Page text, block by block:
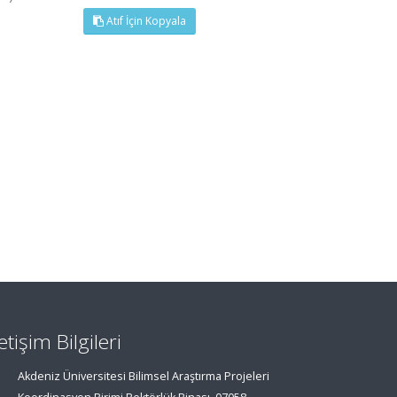
Atıf İçin Kopyala
Bilgileri
Akdeniz Üniversitesi Bilimsel Araştırma Projeleri